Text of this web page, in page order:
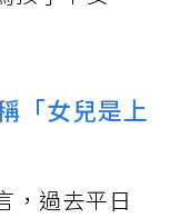
「女兒是上
，過去平日